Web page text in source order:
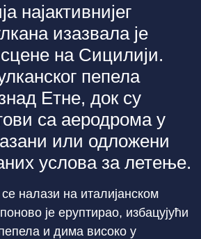
најактивнијег
изазвала је
на Сицилији.
пепела
Етне, док су
са аеродрома у
или одложени
услова за летење.
налази на италијанском
је еруптирао, избацујући
и дима високо у